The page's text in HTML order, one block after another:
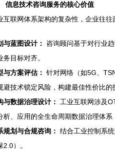
信息技术咨询服务的核心价值
互联网体系架构的复杂性，企业往
与蓝图设计：
咨询顾问基于对行业
务目标对齐。
与方案评估： 针对网络（如5G、
避技术锁定风险，构建最佳性价比的
与数据治理设计：
工业互联网涉及
析、应用的全生命周期数据治理体系
规划与合规咨询： 结合工业控制系
2.0）。